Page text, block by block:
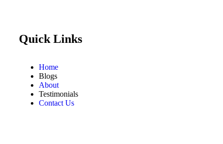
Quick Links
Home
Blogs
About
Testimonials
Contact Us